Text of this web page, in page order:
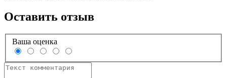
Оставить отзыв
Ваша оценка